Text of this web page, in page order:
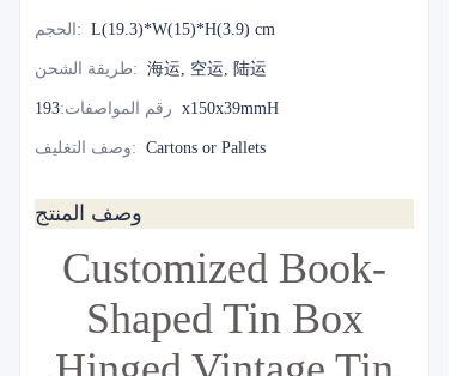
الحجم : L(19.3)*W(15)*H(3.9) cm
طريقة الشحن: 海运, 空运, 陆运
رقم المواصفات: 193x150x39mmH
وصف التغليف: Cartons or Pallets
وصف المنتج
Customized Book-
Shaped Tin Box